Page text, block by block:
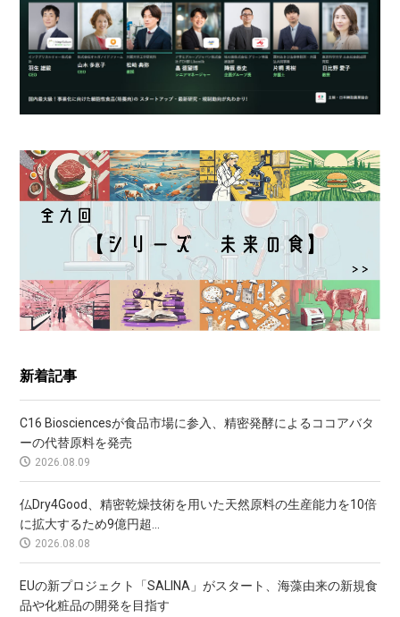
新着記事
C16 Biosciencesが食品市場に参入、精密発酵によるココアバタ
ーの代替原料を発売
2026.08.09
仏Dry4Good、精密乾燥技術を用いた天然原料の生産能力を10倍
に拡大するため9億円超...
2026.08.08
EUの新プロジェクト「SALINA」がスタート、海藻由来の新規食
品や化粧品の開発を目指す